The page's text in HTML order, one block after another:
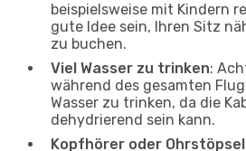
beispielsweise mit Kindern
gute Idee sein, Ihren Sitz
zu buchen.
Viel Wasser zu trinken:
während des gesamten
Wasser zu trinken, da die
dehydrierend sein kann.
Kopfhörer oder